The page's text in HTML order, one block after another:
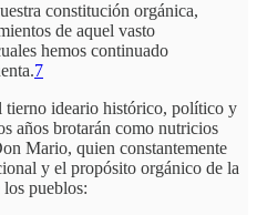
constitución orgánica,
de aquel vasto
hemos continuado
7
tierno ideario histórico, político y
años brotarán como nutricios
Mario, quien constantemente
y el propósito orgánico de la
pueblos: